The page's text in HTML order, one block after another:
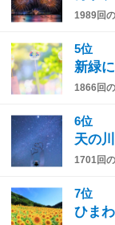
1989回
5位
新緑
1866回
6位
天の
1701回
7位
ひま